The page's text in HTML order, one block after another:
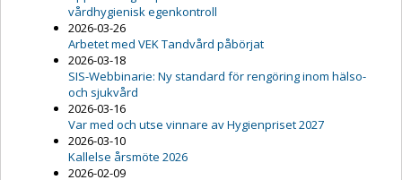
vårdhygienisk egenkontroll
2026-03-26
Arbetet med VEK Tandvård påbörjat
2026-03-18
SIS-Webbinarie: Ny standard för rengöring inom hälso-
och sjukvård
2026-03-16
Var med och utse vinnare av Hygienpriset 2027
2026-03-10
Kallelse årsmöte 2026
2026-02-09